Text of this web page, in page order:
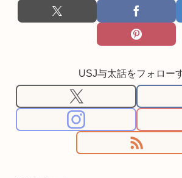
USJ与太話をフォロー